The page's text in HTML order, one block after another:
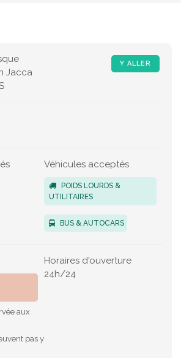
Y ALLER
Jacca
Véhicules acceptés
POIDS LOURDS &
UTILITAIRES
BUS & AUTOCARS
aux
pas y
Horaires d'ouverture
24h/24